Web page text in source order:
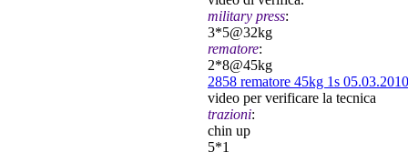
military press:
3*5@32kg
rematore:
2*8@45kg
2858 rematore 45kg 1s
video per verificare la tecnica
trazioni:
chin up
5*1